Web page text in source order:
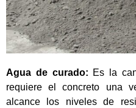
Agua de curado: Es la
requiere el concreto una
alcance los niveles de